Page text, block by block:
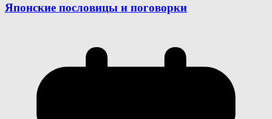
Японские пословицы и поговорки